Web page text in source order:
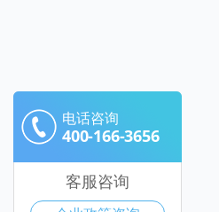
电话咨询
400-166-3656
客服咨询